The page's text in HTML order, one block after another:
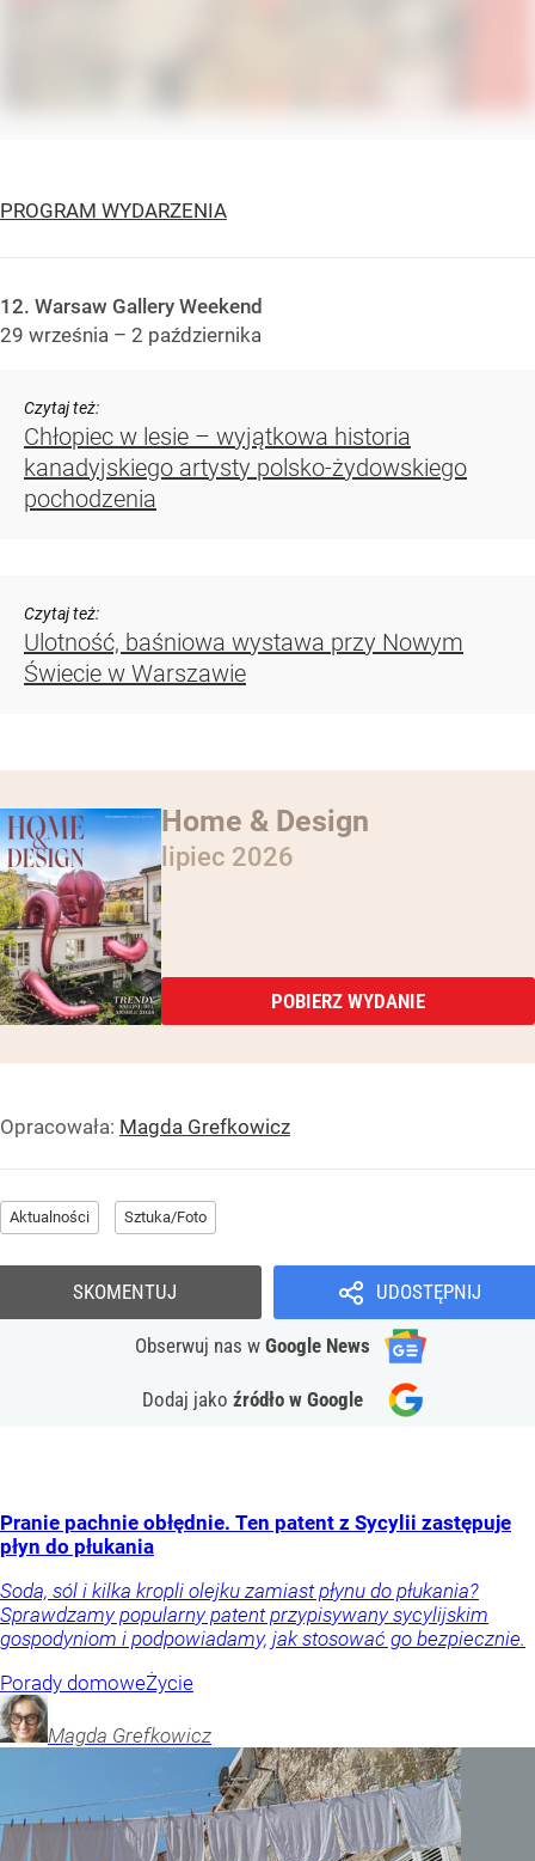
12. Warsaw Gallery Weekend
Chłopiec w lesie – wyjątkowa historia kanadyjskiego
artysty polsko-żydowskiego pochodzenia
Przejmujące wspomnienia chłopca, który przeżył wojnę,
wojny nie położył...
Ulotność, baśniowa wystawa przy Nowym Świecie
Dwie malarki młodego pokolenia – Magdalena Głodek
i Magdalena Lenartowicz połączyły siły i weszły
w artystyczny dialog z szarą rzeczywistością.
Home & Design
POBIERZ WYDANIE
Aktualności Sztuka/Foto
UDOSTĘPNIJ
Obserwuj naswGoogle News
Dodaj jako
SKOMENTUJ
Pranie pachnie obłędnie. Ten patent z Sycylii zastępuje
płyn do płukania